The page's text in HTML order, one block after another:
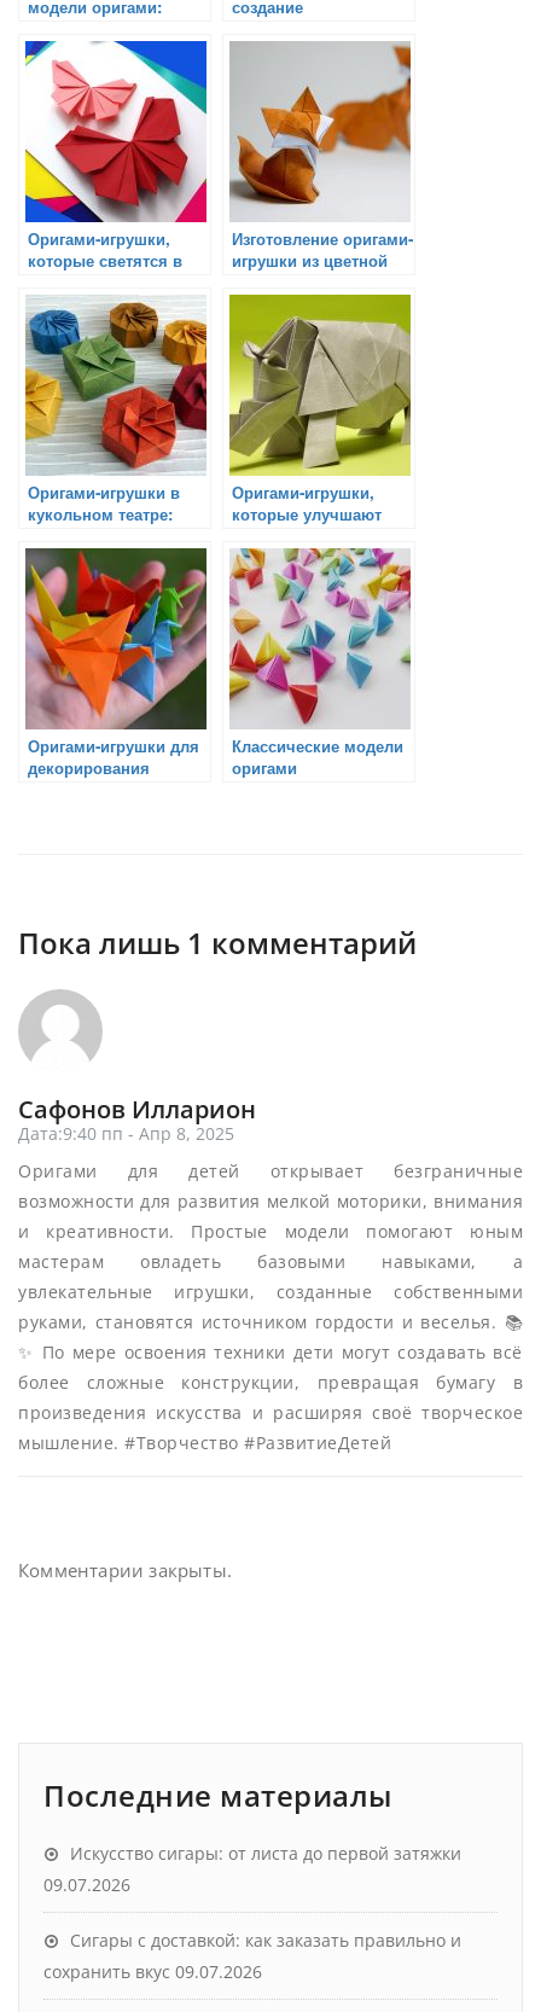
модели оригами:
опытных
создание
Оригами-игрушки,
которые светятся в
Изготовление оригами-
игрушки из цветной
Оригами-игрушки в
кукольном театре:
оживить
представление
Оригами-игрушки,
которые улучшают
Оригами-игрушки для
декорирования
Классические модели
оригами
Пока лишь 1 комментарий
Сафонов Илларион
Дата:9:40 пп - Апр 8, 2025
Оригами для детей открывает безграничные
возможности для развития мелкой моторики, внимания
и креативности. Простые модели помогают юным
мастерам овладеть базовыми навыками, а
увлекательные игрушки, созданные собственными
руками, становятся источником гордости и веселья. 📚
✨ По мере освоения техники дети могут создавать всё
более сложные конструкции, превращая бумагу в
произведения искусства и расширяя своё творческое
мышление. #Творчество #РазвитиеДетей
Комментарии закрыты.
Последние материалы
Искусство сигары: от листа до первой затяжки
09.07.2026
Сигары с доставкой: как заказать правильно и
сохранить вкус 09.07.2026